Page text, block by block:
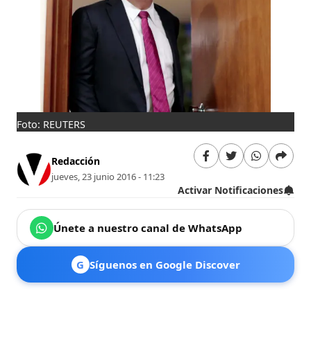
Foto: REUTERS
Redacción
jueves, 23 junio 2016 - 11:23
Activar Notificaciones
Únete a nuestro canal de WhatsApp
G Síguenos en Google Discover